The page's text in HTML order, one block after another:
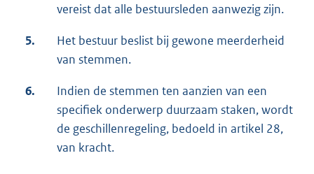
vereist dat alle bestuursleden aanwezig zijn.
5.
Het bestuur beslist bij gewone meerderheid
van stemmen.
6.
Indien de stemmen ten aanzien van een
specifiek onderwerp duurzaam staken, wordt
de geschillenregeling, bedoeld in artikel 28,
van kracht.